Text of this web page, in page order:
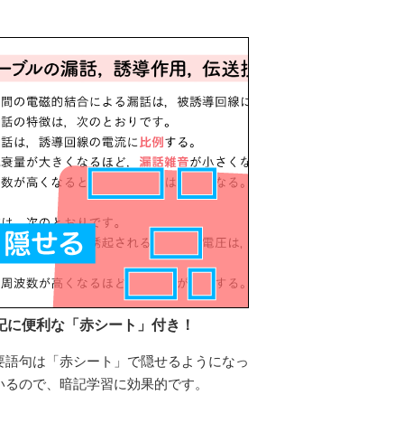
に便利な「赤シート」付き！
語句は「赤シート」で隠せるようになっ
るので、暗記学習に効果的です。